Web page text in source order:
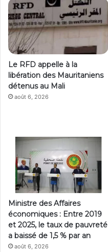
Le RFD appelle à la
libération des Mauritaniens
détenus au Mali
août 6, 2026
Ministre des Affaires
économiques : Entre 2019
et 2025, le taux de pauvreté
a baissé de 1,5 % par an
août 6, 2026